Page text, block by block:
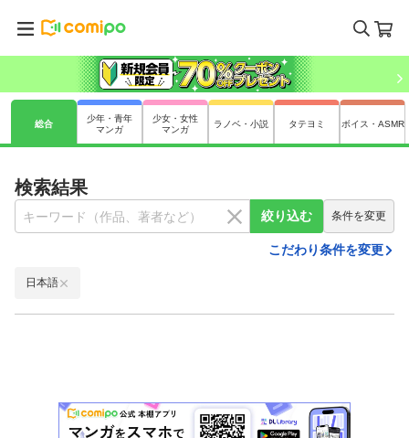
総合
少年・青年
マンガ
少女・女性
マンガ
ラノベ・小説 タテヨミ ボイス・ASMR
検索結果
絞り込む 条件を変更
こだわり条件を変更
日本語